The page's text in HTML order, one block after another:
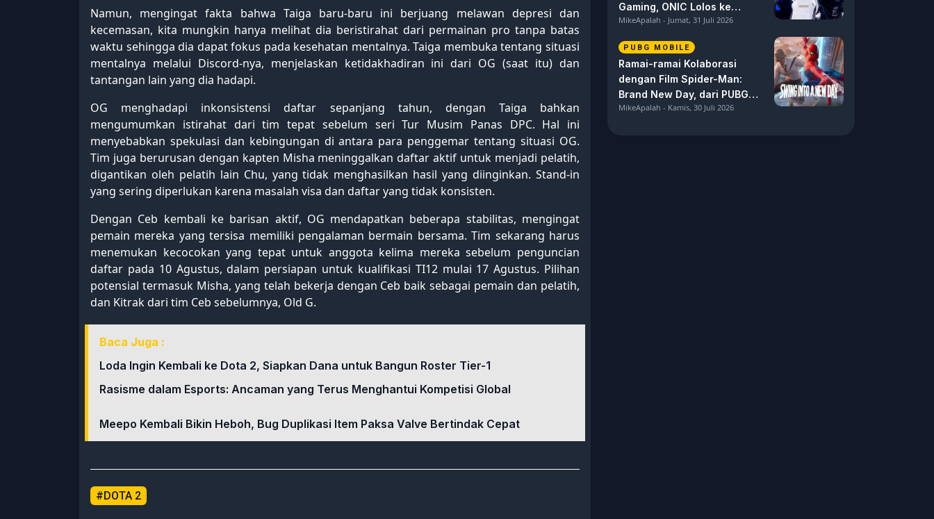
Namun, mengingat fakta bahwa Taiga baru-baru ini berjuang melawan depresi dan
kecemasan, kita mungkin hanya melihat dia beristirahat dari permainan pro tanpa batas
waktu sehingga dia dapat fokus pada kesehatan mentalnya. Taiga membuka tentang situasi
mentalnya melalui Discord-nya, menjelaskan ketidakhadiran ini dari OG (saat itu) dan
tantangan lain yang dia hadapi.
OG menghadapi inkonsistensi daftar sepanjang tahun, dengan Taiga bahkan
mengumumkan istirahat dari tim tepat sebelum seri Tur Musim Panas DPC. Hal ini
menyebabkan spekulasi dan kebingungan di antara para penggemar tentang situasi OG.
Tim juga berurusan dengan kapten Misha meninggalkan daftar aktif untuk menjadi pelatih,
digantikan oleh pelatih lain Chu, yang tidak menghasilkan hasil yang diinginkan. Stand-in
yang sering diperlukan karena masalah visa dan daftar yang tidak konsisten.
Dengan Ceb kembali ke barisan aktif, OG mendapatkan beberapa stabilitas, mengingat
pemain mereka yang tersisa memiliki pengalaman bermain bersama. Tim sekarang harus
menemukan kecocokan yang tepat untuk anggota kelima mereka sebelum penguncian
daftar pada 10 Agustus, dalam persiapan untuk kualifikasi TI12 mulai 17 Agustus. Pilihan
potensial termasuk Misha, yang telah bekerja dengan Ceb baik sebagai pemain dan pelatih,
dan Kitrak dari tim Ceb sebelumnya, Old G.
Baca Juga :
Loda Ingin Kembali ke Dota 2, Siapkan Dana untuk Bangun Roster Tier-1
Rasisme dalam Esports: Ancaman yang Terus Menghantui Kompetisi Global
Meepo Kembali Bikin Heboh, Bug Duplikasi Item Paksa Valve Bertindak Cepat
#DOTA 2
Gaming, ONIC Lolos ke
Semifinal!
MikeApalah - Jumat, 31 Juli 2026
PUBG MOBILE
Ramai-ramai Kolaborasi
dengan Film Spider-Man:
Brand New Day, dari PUBG
Mobile hingga Marvel Rivals
MikeApalah - Kamis, 30 Juli 2026